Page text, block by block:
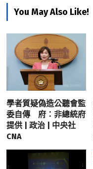
You May Also Like!
學者質疑偽造公聽會監
委自傳 府：非總統府
提供 | 政治 | 中央社
CNA